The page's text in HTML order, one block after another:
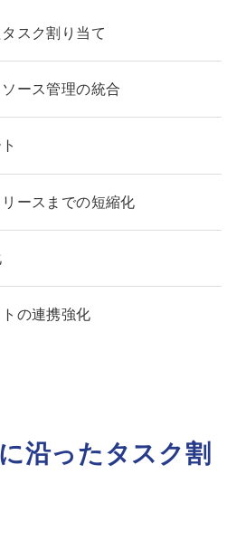
スク割り当て
ース管理の統合
ースまでの短縮化
の連携強化
沿ったタスク割